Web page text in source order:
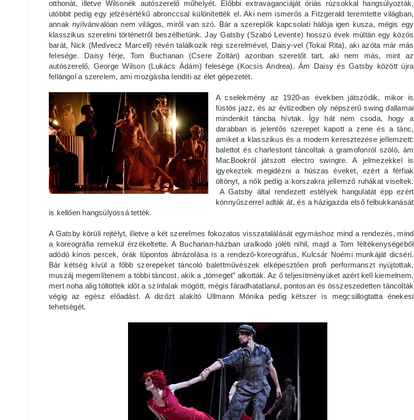
otthonát, illetve Wilsonék autószerelő műhelyét. Előbbi extravaganciáját óriás rúzsokkal hangsúlyozták,
utóbbit pedig egy jelzésértékű abronccsal különítették el. Aki nem ismerős a Fitzgerald teremtette világban,
annak nyilvánvalóan nem világos, miről van szó. Bár a szereplők kapcsolati hálója igen kusza, mégis egy
klasszikus szerelmi történetről beszélhetünk. Jay Gatsby (Szabó Levente) hosszú évek múltán egy közös
barát, Nick (Medvecz Marcell) révén találkozik régi szerelmével, Daisy-vel (Tokai Rita), aki azóta már más
felesége. Daisy férje, Tom Buchanan (Csere Zoltán) azonban szeretőt tart, aki nem más, mint az
autószerelő, George Wilson (Lukács Ádám) felesége (Kocsis Andrea). Ám Daisy és Gatsby között újra
fellángol a szerelem, ami mozgásba lendíti az élet gépezetét.
A cselekmény az 1920-as években játszódik, mikor is
füstös jazz, és az évtizedben oly népszerű swing dallamai
mindenkit táncba hívtak. Így hát nem csoda, hogy a
darabban is jelentős szerepet kapott a zene és a tánc,
amiket a klasszikus és a modern keresztezése jellemzett:
balettot és charlestont táncoltak a gramofonról szóló, ám
MacBookról játszott electro swingre. A jelmezekkel is
igyekeztek megidézni a húszas éveket, ezért a férfiak
öltönyt, a nők pedig a korszakra jellemző ruhákat viseltek.
A Gatsby által rendezett estélyek hangulatát épp ezért
könnyűszerrel adták át, és a házigazda első felbukkanását
is kellően hangsúlyossá tették.
A Gatsby körüli rejtélyt, illetve a két szerelmes fokozatos visszatalálását egymáshoz mind a rendezés, mind
a koreográfia remekül érzékeltette. A Buchanan-házban uralkodó jóléti nihil, majd a Tom féltékenységéből
adódó kínos percek, órák tűpontos ábrázolása is a rendező-koreográfus, Kulcsár Noémi munkáját dicséri.
Bár kétség kívül a főbb szerepeket táncoló balettművészek elképesztően profi performanszt nyújtottak,
muszáj megemlítenem a többi táncost, akik a „tömeget” alkották. Az ő teljesítményüket azért kell kiemelnem,
mert noha alig töltöttek időt a színfalak mögött, mégis fáradhatatlanul, pontosan és összeszedetten táncolták
végig az egész előadást. A dizőzt alakító Ullmann Mónika pedig kétszer is megcsillogtatta énekesi
tehetségét.